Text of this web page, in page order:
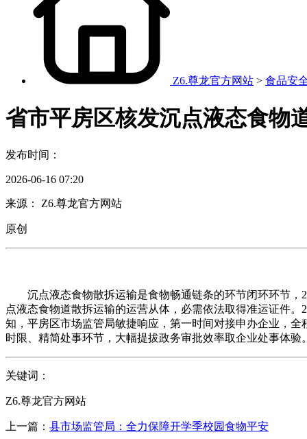
Z6.尊龙官方网站 > 食品安
省市‌平房区核发沉点液态食物
发布时间：
2026-06-16 07:20
来源： Z6.尊龙官方网站
原创
沉点液态食物散拆运输是食物畅通链条的环节闭环环节，
点液态食物道散拆运输的运营从体，必需依法取得准运证件
知，平房区市场监管局敏捷响应，第一时间对接申办企业，
时限、精简处事环节，大幅提拔政务审批效率取企业处事体验
关键词：
Z6.尊龙官方网站
上一篇： 县市场监管局：全力保障开学季校园食物平安